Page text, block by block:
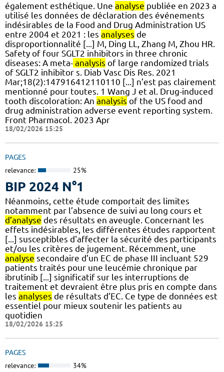
également esthétique. Une analyse publiée en 2023 a
utilisé les données de déclaration des événements
indésirables de la Food and Drug Administration US
entre 2004 et 2021 : les analyses de
disproportionnalité [...] M, Ding LL, Zhang M, Zhou HR.
Safety of four SGLT2 inhibitors in three chronic
diseases: A meta- analysis of large randomized trials
of SGLT2 inhibitor s. Diab Vasc Dis Res. 2021
Mar;18(2):147916412110110 [...] n’est pas clairement
mentionné pour toutes. 1 Wang J et al. Drug-induced
tooth discoloration: An analysis of the US food and
drug administration adverse event reporting system.
Front Pharmacol. 2023 Apr
18/02/2026 15:25
PAGES
relevance: 25%
BIP 2024 N°1
Néanmoins, cette étude comportait des limites
notamment par l’absence de suivi au long cours et
d’analyse des résultats en aveugle. Concernant les
effets indésirables, les différentes études rapportent
[...] susceptibles d'affecter la sécurité des participants
et/ou les critères de jugement. Récemment, une
analyse secondaire d’un EC de phase III incluant 529
patients traités pour une leucémie chronique par
ibrutinib [...] significatif sur les interruptions de
traitement et devraient être plus pris en compte dans
les analyses de résultats d’EC. Ce type de données est
essentiel pour mieux soutenir les patients au
quotidien
18/02/2026 15:25
PAGES
relevance: 34%